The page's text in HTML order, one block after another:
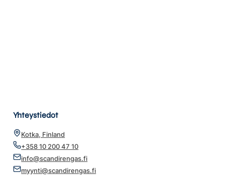
Yhteystiedot
Kotka, Finland
+358 10 200 47 10
info@scandirengas.fi
myynti@scandirengas.fi